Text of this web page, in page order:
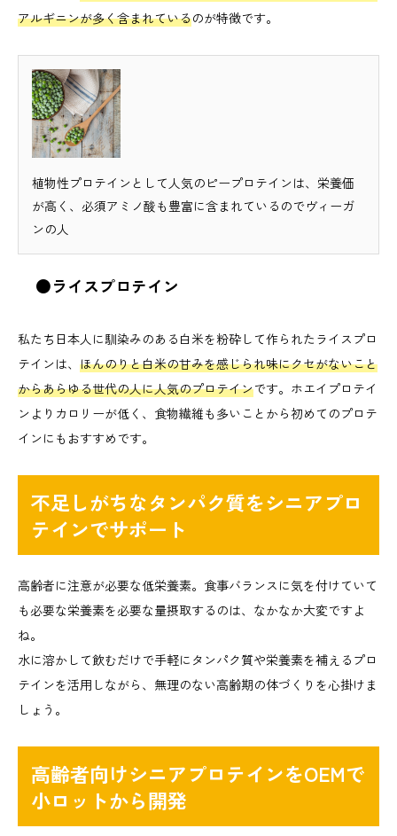
アルギニンが多く含まれているのが特徴です。
植物性プロテインとして人気のピープロテインは、栄養価
が高く、必須アミノ酸も豊富に含まれているのでヴィーガ
ンの人
●ライスプロテイン
私たち日本人に馴染みのある白米を粉砕して作られたライスプロ
テインは、 ほんのりと白米の甘みを感じられ味にクセがないこと
からあらゆる世代の人に人気のプロテインです。ホエイプロテイ
ンよりカロリーが低く、食物繊維も多いことから初めてのプロテ
インにもおすすめです。
不足しがちなタンパク質をシニアプロ
テインでサポート
高齢者に注意が必要な低栄養素。食事バランスに気を付けていて
も必要な栄養素を必要な量摂取するのは、なかなか大変ですよ
ね。
水に溶かして飲むだけで手軽にタンパク質や栄養素を補えるプロ
テインを活用しながら、無理のない高齢期の体づくりを心掛けま
しょう。
高齢者向けシニアプロテインをOEMで
小ロットから開発